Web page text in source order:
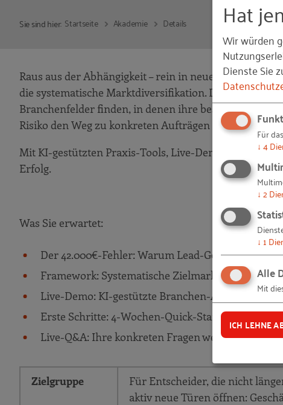
Sie sind hier: Startseite Akademie Details
Raus aus der Abhängigkeit – rein in neue Märkte: In
die systematische Marktdiversifikation. Du erfährst,
Branchenfelder finden, in denen ihre bestehenden
Risiko den Weg zu konkreten Aufträgen öffnen.
Mit KI-gestützten Praxis-Tools, Live-Demos und Real
Erfolg.
Was Sie erwartet:
Der 42.000€-Fehler: Warum Lead-Gen alleine
Framework: Systematische Zielmarkt-
Live-Demo: KI-gestützte Branchen-Analyse in
Erste Schritte: 4-Wochen-Quick-Start
Live-Q&A: Ihre konkreten Fragen werden
Zielgruppe
Für Entscheider, die nicht
aktiv neue Türen öffnen:
Hat
Wir würden
Dienste Sie
Für
↓ 4
↓ 2
↓ 1
Alle
Mit
ICH LEHNE